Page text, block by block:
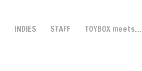
INDIES STAFF TOYBOX meets…